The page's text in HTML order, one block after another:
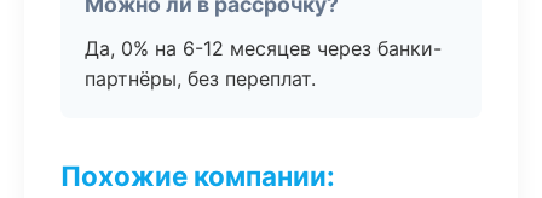
Да, 0% на 6-12 месяцев через банки-
партнёры, без переплат.
Похожие компании: